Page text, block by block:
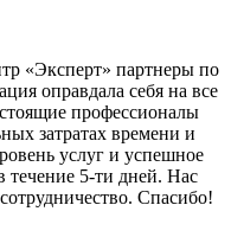
«Эксперт» партнеры по
оправдала себя на все
профессионалы
затратах времени и
услуг и успешное
течение 5-ти дней. Нас
Спасибо!